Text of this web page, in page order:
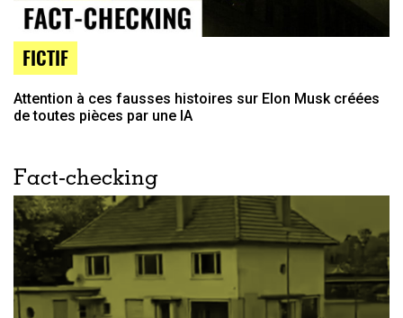
FICTIF
Attention à ces fausses histoires sur Elon Musk créées
de toutes pièces par une IA
Fact-checking